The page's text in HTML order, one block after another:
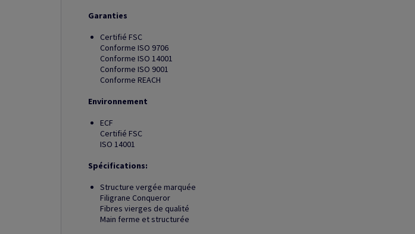
Garanties
Certifié FSC
Conforme ISO 9706
Conforme ISO 14001
Conforme ISO 9001
Conforme REACH
Environnement
ECF
Certifié FSC
ISO 14001
Spécifications:
Structure vergée marquée
Filigrane Conqueror
Fibres vierges de qualité
Main ferme et structurée